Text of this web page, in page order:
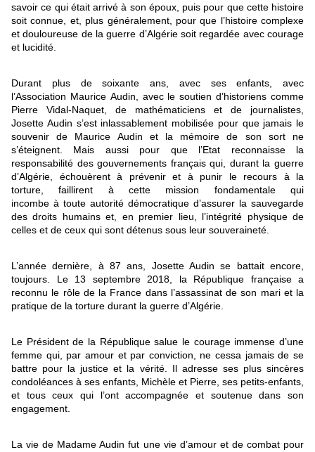
savoir ce qui était arrivé à son époux, puis pour que cette histoire
soit connue, et, plus généralement, pour que l’histoire complexe
et douloureuse de la guerre d’Algérie soit regardée avec courage
et lucidité.
Durant plus de soixante ans, avec ses enfants, avec
l’Association Maurice Audin, avec le soutien d’historiens comme
Pierre Vidal-Naquet, de mathématiciens et de journalistes,
Josette Audin s’est inlassablement mobilisée pour que jamais le
souvenir de Maurice Audin et la mémoire de son sort ne
s’éteignent. Mais aussi pour que l’Etat reconnaisse la
responsabilité des gouvernements français qui, durant la guerre
d’Algérie, échouèrent à prévenir et à punir le recours à la
torture, faillirent à cette mission fondamentale qui
incombe à toute autorité démocratique d’assurer la sauvegarde
des droits humains et, en premier lieu, l’intégrité physique de
celles et de ceux qui sont détenus sous leur souveraineté.
L’année dernière, à 87 ans, Josette Audin se battait encore,
toujours. Le 13 septembre 2018, la République française a
reconnu le rôle de la France dans l’assassinat de son mari et la
pratique de la torture durant la guerre d’Algérie.
Le Président de la République salue le courage immense d’une
femme qui, par amour et par conviction, ne cessa jamais de se
battre pour la justice et la vérité. Il adresse ses plus sincères
condoléances à ses enfants, Michèle et Pierre, ses petits-enfants,
et tous ceux qui l’ont accompagnée et soutenue dans son
engagement.
La vie de Madame Audin fut une vie d’amour et de combat pour